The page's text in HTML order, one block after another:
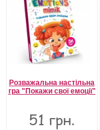
Розважальна настільна
гра "Покажи свої емоції"
51 грн.